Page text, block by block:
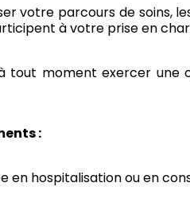
votre parcours de soins,
à votre prise en
tout moment exercer une
:
en hospitalisation ou en